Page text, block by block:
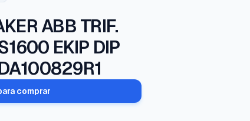
ABB TRIF.
EKIP DIP
comprar